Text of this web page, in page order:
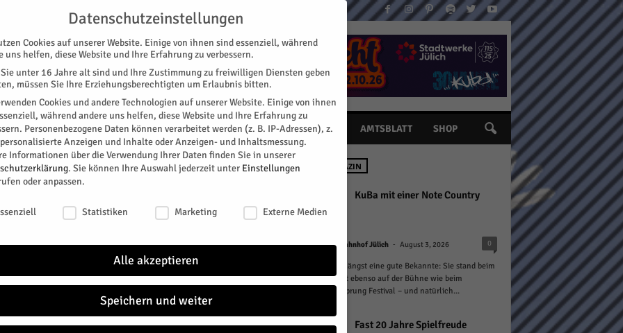
KONTAKT
SPEZIAL E-PAPER KINO GALERIE TERMINE AMTSBLATT SHOP
SPORT
Parkplatz
den Antrag gestellt, die Errichtung einer
SV Viktoria 1908 Koslar zu umzusetzen. Jetzt hat
Soziales, Schule und Sport für eine
NEU IM MAGAZIN
KuBa mit einer Note Country
Jülich Kulturbahnhof Jülich - August 3, 2026 0
In Jülich ist sie längst eine gute Bekannte: Sie stand beim
Feierabendmarkt ebenso auf der Bühne wie beim
Pasqualini Zeitsprung Festival – und natürlich...
Fast 20 Jahre Spielfreude
Datenschutzeinstellungen
Cookies auf unserer Website. Einige von ihnen sind essenziell, während
uns helfen, diese Website und Ihre Erfahrung zu verbessern.
unter 16 Jahre alt sind und Ihre Zustimmung zu freiwilligen Diensten geben
müssen Sie Ihre Erziehungsberechtigten um Erlaubnis bitten.
Cookies und andere Technologien auf unserer Website. Einige von ihnen
während andere uns helfen, diese Website und Ihre Erfahrung zu
Personenbezogene Daten können verarbeitet werden (z. B. IP-Adressen), z.
Anzeigen und Inhalte oder Anzeigen- und Inhaltsmessung.
Informationen über die Verwendung Ihrer Daten finden Sie in unserer
. Sie können Ihre Auswahl jederzeit unter Einstellungen
oder anpassen.
Statistiken Marketing Externe Medien
Alle akzeptieren
Speichern und weiter